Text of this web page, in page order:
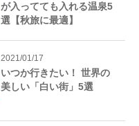
が入ってても入れる温泉5
選【秋旅に最適】
2021/01/17
いつか行きたい！ 世界の
美しい「白い街」5選